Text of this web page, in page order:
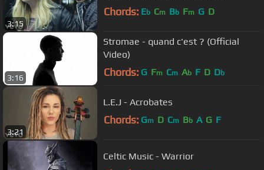
3:15
Chords: Eb Cm Bb Fm G D
3:16
Stromae - quand c'est ? (Official
Video)
Chords: G Fm Cm Ab F D Db
3:21
L.E.J - Acrobates
Chords: Gm D Cm Bb A G F
Celtic Music - Warrior